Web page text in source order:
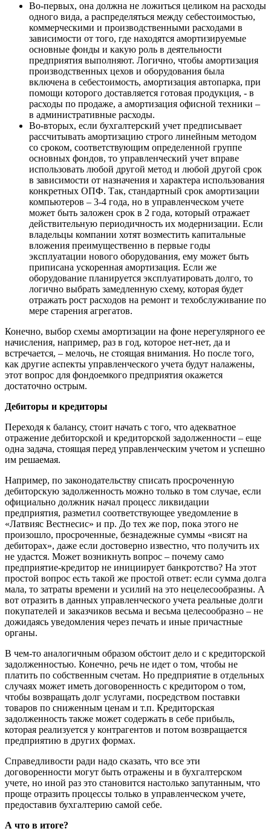
Во-первых, она должна не ложиться целиком на расходы
одного вида, а распределяться между себестоимостью,
коммерческими и производственными расходами в
зависимости от того, где находятся амортизируемые
основные фонды и какую роль в деятельности
предприятия выполняют. Логично, чтобы амортизация
производственных цехов и оборудования была
включена в себестоимость, амортизация автопарка, при
помощи которого доставляется готовая продукция, - в
расходы по продаже, а амортизация офисной техники –
в административные расходы.
Во-вторых, если бухгалтерский учет предписывает
рассчитывать амортизацию строго линейным методом
со сроком, соответствующим определенной группе
основных фондов, то управленческий учет вправе
использовать любой другой метод и любой другой срок
в зависимости от назначения и характера использования
конкретных ОПФ. Так, стандартный срок амортизации
компьютеров – 3-4 года, но в управленческом учете
может быть заложен срок в 2 года, который отражает
действительную периодичность их модернизации. Если
владельцы компании хотят возместить капитальные
вложения преимущественно в первые годы
эксплуатации нового оборудования, ему может быть
приписана ускоренная амортизация. Если же
оборудование планируется эксплуатировать долго, то
логично выбрать замедленную схему, которая будет
отражать рост расходов на ремонт и техобслуживание по
мере старения агрегатов.
Конечно, выбор схемы амортизации на фоне нерегулярного ее
начисления, например, раз в год, которое нет-нет, да и
встречается, – мелочь, не стоящая внимания. Но после того,
как другие аспекты управленческого учета будут налажены,
этот вопрос для фондоемкого предприятия окажется
достаточно острым.
Дебиторы и кредиторы
Переходя к балансу, стоит начать с того, что адекватное
отражение дебиторской и кредиторской задолженности – еще
одна задача, стоящая перед управленческим учетом и успешно
им решаемая.
Например, по законодательству списать просроченную
дебиторскую задолженность можно только в том случае, если
официально должник начал процесс ликвидации
предприятия, разметил соответствующее уведомление в
«Латвияс Вестнесис» и пр. До тех же пор, пока этого не
произошло, просроченные, безнадежные суммы «висят на
дебиторах», даже если достоверно известно, что получить их
не удастся. Может возникнуть вопрос – почему само
предприятие-кредитор не инициирует банкротство? На этот
простой вопрос есть такой же простой ответ: если сумма долга
мала, то затраты времени и усилий на это нецелесообразны. А
вот отразить в данных управленческого учета реальные долги
покупателей и заказчиков весьма и весьма целесообразно – не
дожидаясь уведомления через печать и иные причастные
органы.
В чем-то аналогичным образом обстоит дело и с кредиторской
задолженностью. Конечно, речь не идет о том, чтобы не
платить по собственным счетам. Но предприятие в отдельных
случаях может иметь договоренность с кредитором о том,
чтобы возвращать долг услугами, посредством поставки
товаров по сниженным ценам и т.п. Кредиторская
задолженность также может содержать в себе прибыль,
которая реализуется у контрагентов и потом возвращается
предприятию в других формах.
Справедливости ради надо сказать, что все эти
договоренности могут быть отражены и в бухгалтерском
учете, но иной раз это становится настолько запутанным, что
проще отразить процессы только в управленческом учете,
предоставив бухгалтерию самой себе.
А что в итоге?